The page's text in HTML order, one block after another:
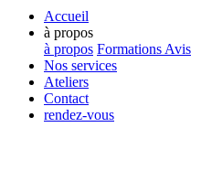
Accueil
à propos
à propos Formations Avis
Nos services
Ateliers
Contact
rendez-vous